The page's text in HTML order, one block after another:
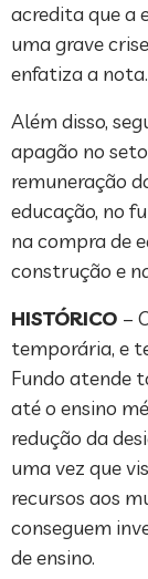
acredita que a
uma grave
enfatiza a nota.
Além disso,
apagão no
remuneração
educação, no
na compra de
construção e
HISTÓRICO –
temporária, e
Fundo atende
até o ensino
redução da
uma vez que
recursos aos
conseguem
de ensino.